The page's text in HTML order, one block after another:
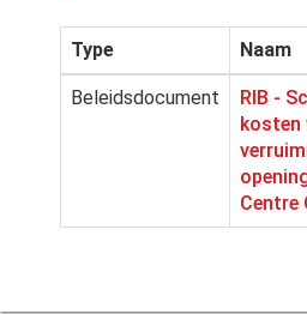
Type Naam
Beleidsdocument
RIB -
kosten
Centre